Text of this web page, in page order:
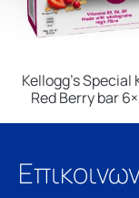
Kellogg’s Special
Red Berry bar